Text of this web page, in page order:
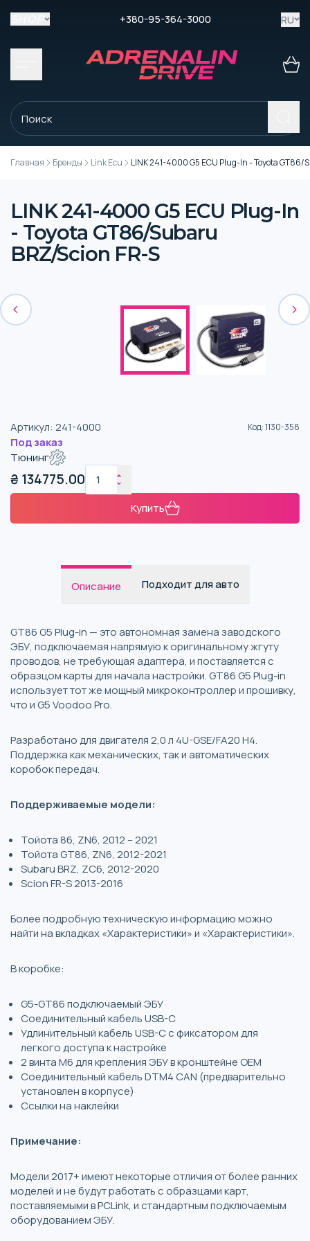
+380-95-364-3000 RU
Главная Бренды Link Ecu LINK 241-4000 G5 ECU Plug-In - Toyota GT86/
LINK 241-4000 G5 ECU Plug-In
- Toyota GT86/Subaru
BRZ/Scion FR-S
Артикул: 241-4000 Код:1130-358
Под заказ
Тюнинг
₴ 134775.00
Купить
Описание Подходит для авто
GT86 G5 Plug-in — это автономная замена заводского
ЭБУ, подключаемая напрямую к оригинальному жгуту
проводов, не требующая адаптера, и поставляется с
образцом карты для начала настройки. GT86 G5 Plug-in
использует тот же мощный микроконтроллер и прошивку,
что и G5 Voodoo Pro.
Разработано для двигателя 2,0 л 4U-GSE/FA20 H4.
Поддержка как механических, так и автоматических
коробок передач.
Поддерживаемые модели:
Тойота 86, ZN6, 2012 – 2021
Тойота GT86, ZN6, 2012-2021
Subaru BRZ, ZC6, 2012-2020
Scion FR-S 2013-2016
Более подробную техническую информацию можно
найти на вкладках «Характеристики» и «Характеристики».
В коробке:
G5-GT86 подключаемый ЭБУ
Соединительный кабель USB-C
Удлинительный кабель USB-C с фиксатором для
легкого доступа к настройке
2 винта M6 для крепления ЭБУ в кронштейне OEM
Соединительный кабель DTM4 CAN (предварительно
установлен в корпусе)
Ссылки на наклейки
Примечание:
Модели 2017+ имеют некоторые отличия от более ранних
моделей и не будут работать с образцами карт,
поставляемыми в PCLink, и стандартным подключаемым
оборудованием ЭБУ.